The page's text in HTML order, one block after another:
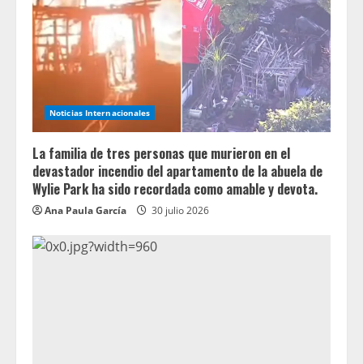
Noticias Internacionales
La familia de tres personas que murieron en el
devastador incendio del apartamento de la abuela de
Wylie Park ha sido recordada como amable y devota.
Ana Paula García 30 julio 2026